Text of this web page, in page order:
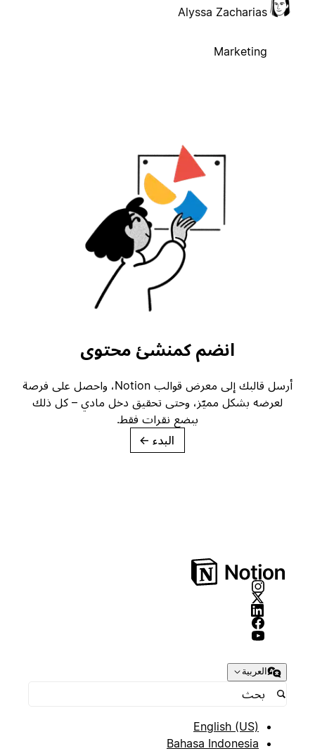
Alyssa Zacharias
Marketing
انضم كمنشئ محتوى
أرسل قالبك إلى معرض قوالب Notion، واحصل على فرصة
لعرضه بشكل مميّز، وحتى تحقيق دخل مادي – كل ذلك
ببضع نقرات فقط.
→
العربية
English (US)
Bahasa Indonesia